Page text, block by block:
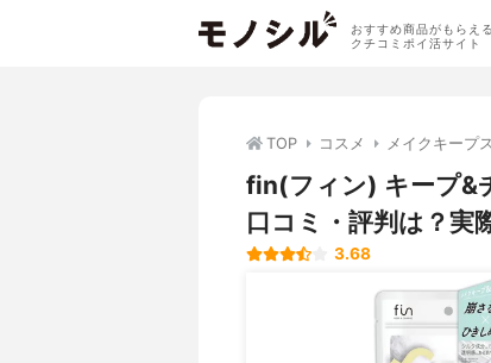
おすすめ商品がもらえる
クチコミポイ活サイト
TOP コスメ メイクキープ
fin(フィン) キープ&
口コミ・評判は？実
3.68